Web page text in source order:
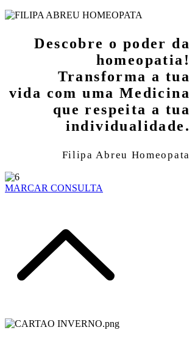
Descobre o poder da
homeopatia!
Transforma a tua
vida com uma Medicina
que respeita a tua
individualidade.
Filipa Abreu Homeopata
MARCAR CONSULTA